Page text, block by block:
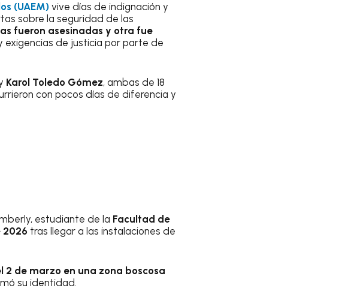
(UAEM) vive días de indignación y
sobre la seguridad de las
fueron asesinadas y otra fue
exigencias de justicia por parte de
Karol Toledo Gómez, ambas de 18
con pocos días de diferencia y
estudiante de la Facultad de
2026 tras llegar a las instalaciones de
2 de marzo en una zona boscosa
su identidad.